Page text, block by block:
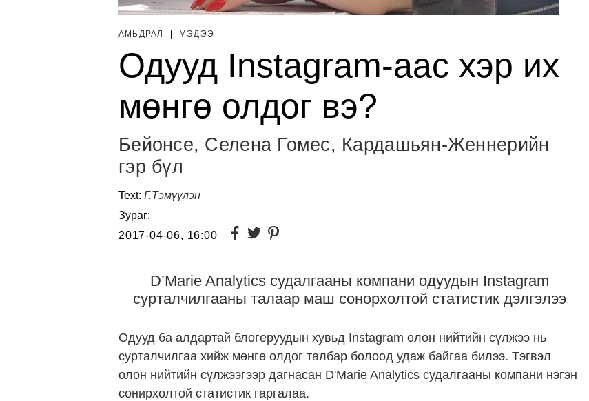
АМЬДРАЛ МЭДЭЭ
Одууд Instagram-аас хэр их
мөнгө олдог вэ?
Бейонсе, Селена Гомес, Кардашьян-Женнерийн
гэр бүл
Text: Г.Тэмүүлэн
Зураг:
2017-04-06, 16:00
D’Marie Analytics судалгааны компани одуудын Instagram
сурталчилгааны талаар маш сонорхолтой статистик дэлгэлээ
Одууд ба алдартай блогеруудын хувьд Instagram олон нийтийн сүлжээ нь
сурталчилгаа хийж мөнгө олдог талбар болоод удаж байгаа билээ. Тэгвэл
олон нийтийн сүлжээгээр дагнасан D'Marie Analytics судалгааны компани нэгэн
сонирхолтой статистик гаргалаа.